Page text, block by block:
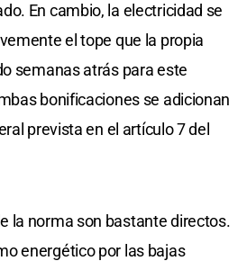
En cambio, la electricidad se
el tope que la propia
semanas atrás para este
bonificaciones se adicionan
prevista en el artículo 7 del
la norma son bastante directos.
energético por las bajas